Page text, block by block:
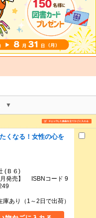
くなる！女性の心を
(Ｂ６)
月発売】 ISBNコード 9
庫あり（1～2日で出荷）